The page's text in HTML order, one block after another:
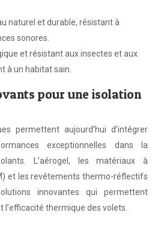
naturel et durable, résistant à
sonores.
et résistant aux insectes et aux
à un habitat sain.
pour une isolation
permettent aujourd’hui d’intégrer
exceptionnelles dans la
L’aérogel, les matériaux à
et les revêtements thermo-réflectifs
innovantes qui permettent
thermique des volets.